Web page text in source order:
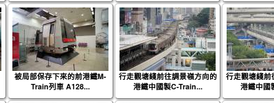
被局部保存下來的前港鐵M-
Train列車 A128...
行走觀塘綫前往調景嶺方向的
港鐵中國製C-Train...
行走觀塘綫前
港鐵中國